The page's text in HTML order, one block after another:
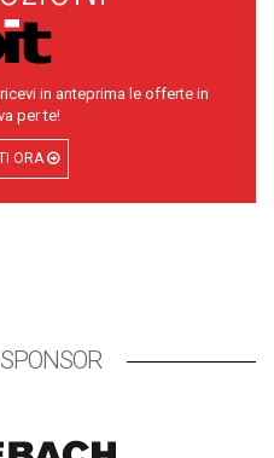
in anteprima le offerte in
per te!
ORA